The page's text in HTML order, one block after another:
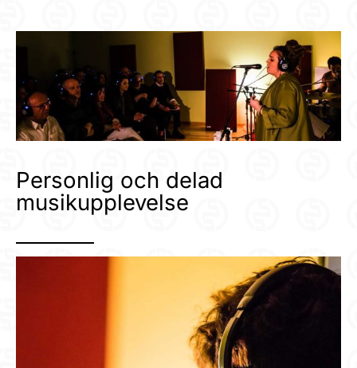
Personlig och delad
musikupplevelse